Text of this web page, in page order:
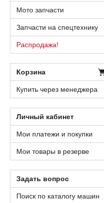
Мото запчасти
Запчасти на спецтехнику
Распродажа!
Корзина
Купить через менеджера
Личный кабинет
Мои платежи и покупки
Мои товары в резерве
Задать вопрос
Поиск по каталогу машин